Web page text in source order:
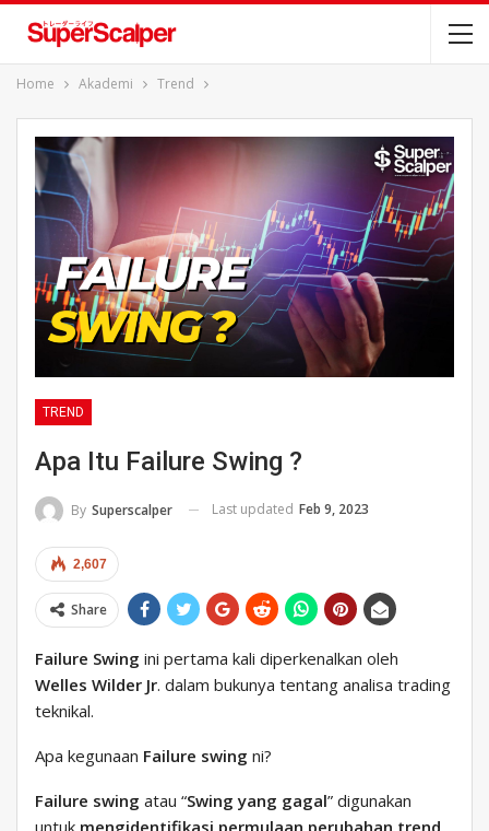
Home Akademi Trend
TREND
Apa Itu Failure Swing ?
By Superscalper Last updated Feb 9, 2023
2,607
Share
Failure Swing ini pertama kali diperkenalkan oleh
Welles Wilder Jr. dalam bukunya tentang analisa trading
teknikal.
Apa kegunaan Failure swing ni?
Failure swing atau “Swing yang gagal” digunakan
untuk mengidentifikasi permulaan perubahan trend